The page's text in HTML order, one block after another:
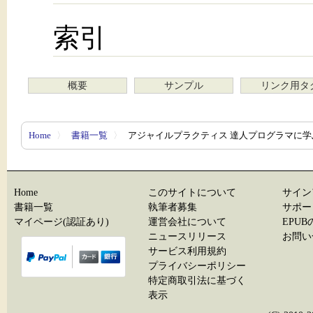
索引
概要 サンプル リンク用タ
Home 〉 書籍一覧 〉 アジャイルプラクティス 達人プログラマに
Home
書籍一覧
マイページ(認証あり)
このサイトについて
執筆者募集
運営会社について
ニュースリリース
サービス利用規約
プライバシーポリシー
特定商取引法に基づく
表示
サイ
サポ
EPUB
お問